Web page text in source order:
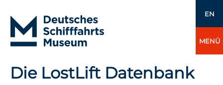
EN
MENÜ
Die LostLift Datenbank